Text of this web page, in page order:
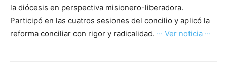
la diócesis en perspectiva misionero-liberadora.
Participó en las cuatros sesiones del concilio y aplicó la
reforma conciliar con rigor y radicalidad. ··· Ver noticia ···